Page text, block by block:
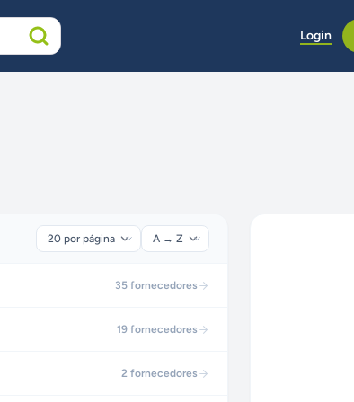
Login
35 fornecedores
19 fornecedores
2 fornecedores